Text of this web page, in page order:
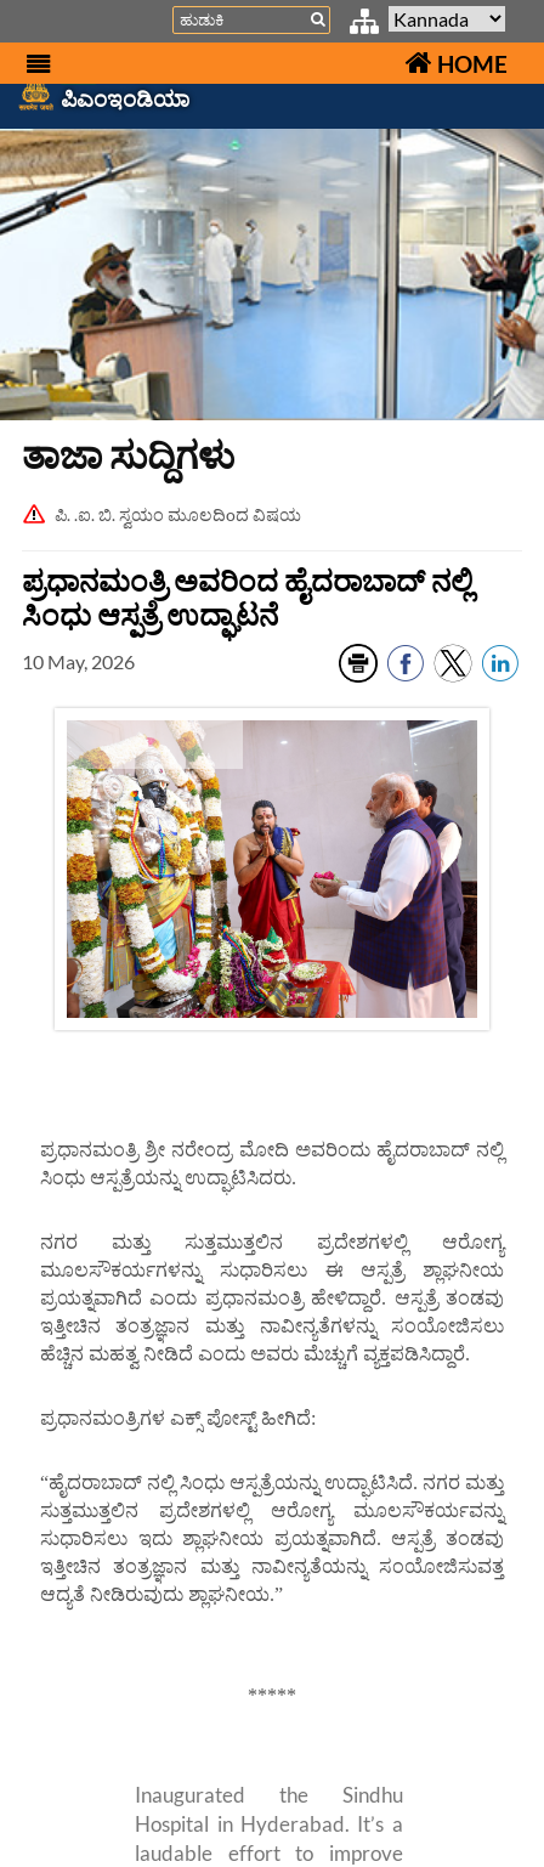
Search
HOME
ಪಿಎಂಇಂಡಿಯಾ
ತಾಜಾ ಸುದ್ದಿಗಳು
ಪಿ. .ಐ. ಬಿ. ಸ್ವಯಂ ಮೂಲದಿoದ ವಿಷಯ
ಪ್ರಧಾನಮಂತ್ರಿ ಅವರಿಂದ ಹೈದರಾಬಾದ್‌ ನಲ್ಲಿ
ಸಿಂಧು ಆಸ್ಪತ್ರೆ ಉದ್ಘಾಟನೆ
10 May, 2026
ಪ್ರಧಾನಮಂತ್ರಿ ಶ್ರೀ ನರೇಂದ್ರ ಮೋದಿ ಅವರಿಂದು ಹೈದರಾಬಾದ್‌ ನಲ್ಲಿ
ಸಿಂಧು ಆಸ್ಪತ್ರೆಯನ್ನು ಉದ್ಘಾಟಿಸಿದರು.
ನಗರ ಮತ್ತು ಸುತ್ತಮುತ್ತಲಿನ ಪ್ರದೇಶಗಳಲ್ಲಿ ಆರೋಗ್ಯ
ಮೂಲಸೌಕರ್ಯಗಳನ್ನು ಸುಧಾರಿಸಲು ಈ ಆಸ್ಪತ್ರೆ ಶ್ಲಾಘನೀಯ
ಪ್ರಯತ್ನವಾಗಿದೆ ಎಂದು ಪ್ರಧಾನಮಂತ್ರಿ ಹೇಳಿದ್ದಾರೆ. ಆಸ್ಪತ್ರೆ ತಂಡವು
ಇತ್ತೀಚಿನ ತಂತ್ರಜ್ಞಾನ ಮತ್ತು ನಾವೀನ್ಯತೆಗಳನ್ನು ಸಂಯೋಜಿಸಲು
ಹೆಚ್ಚಿನ ಮಹತ್ವ ನೀಡಿದೆ ಎಂದು ಅವರು ಮೆಚ್ಚುಗೆ ವ್ಯಕ್ತಪಡಿಸಿದ್ದಾರೆ.
ಪ್ರಧಾನಮಂತ್ರಿಗಳ ಎಕ್ಸ್ ಪೋಸ್ಟ್ ಹೀಗಿದೆ:
“ಹೈದರಾಬಾದ್‌ ನಲ್ಲಿ ಸಿಂಧು ಆಸ್ಪತ್ರೆಯನ್ನು ಉದ್ಘಾಟಿಸಿದೆ. ನಗರ ಮತ್ತು
ಸುತ್ತಮುತ್ತಲಿನ ಪ್ರದೇಶಗಳಲ್ಲಿ ಆರೋಗ್ಯ ಮೂಲಸೌಕರ್ಯವನ್ನು
ಸುಧಾರಿಸಲು ಇದು ಶ್ಲಾಘನೀಯ ಪ್ರಯತ್ನವಾಗಿದೆ. ಆಸ್ಪತ್ರೆ ತಂಡವು
ಇತ್ತೀಚಿನ ತಂತ್ರಜ್ಞಾನ ಮತ್ತು ನಾವೀನ್ಯತೆಯನ್ನು ಸಂಯೋಜಿಸುವತ್ತ
ಆದ್ಯತೆ ನೀಡಿರುವುದು ಶ್ಲಾಘನೀಯ.”
*****
Inaugurated the Sindhu
Hospital in Hyderabad. It’s a
laudable effort to improve